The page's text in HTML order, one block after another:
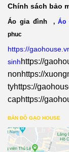
Chính sách bảo
Áo gia đình , Áo
phuc
https://
sinhhttps://
nonhttps://
tyhttps://
caphttps://
BẢN ĐỒ GẠO HOUSE